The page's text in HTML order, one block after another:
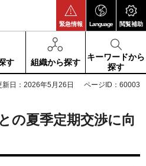
緊急情報 Language 閲覧補助
す 組織から探す
キーワードから
探す
新日：2026年5月26日 ページID：60003
の夏季定期交渉に向